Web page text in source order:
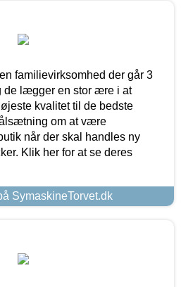
familievirksomhed der går 3
de lægger en stor ære i at
kvalitet til de bedste
om at være
når der skal handles ny
Klik her for at se deres
SymaskineTorvet.dk